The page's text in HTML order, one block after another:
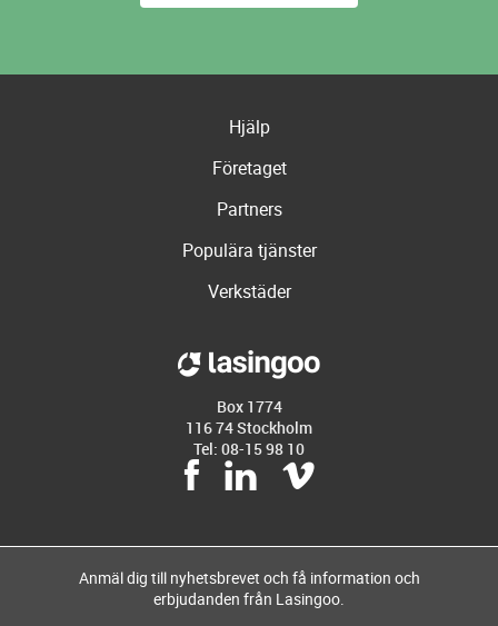
Hjälp
Företaget
Partners
Populära tjänster
Verkstäder
Box 1774
116 74 Stockholm
Tel: 08-15 98 10
Anmäl dig till nyhetsbrevet och få information och
erbjudanden från Lasingoo.